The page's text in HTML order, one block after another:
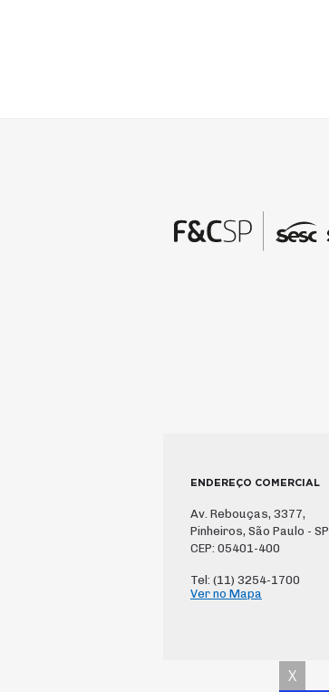
ENDEREÇO COMERCIAL
Av. Rebouças, 3377,
Pinheiros, São Paulo - SP
CEP: 05401-400
Tel: (11) 3254-1700
Ver no Mapa
X